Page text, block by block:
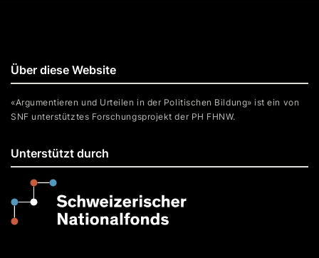
Über diese Website
«Argumentieren und Urteilen in der Politischen Bildung» ist ein von
SNF unterstütztes Forschungsprojekt der PH FHNW.
Unterstützt durch